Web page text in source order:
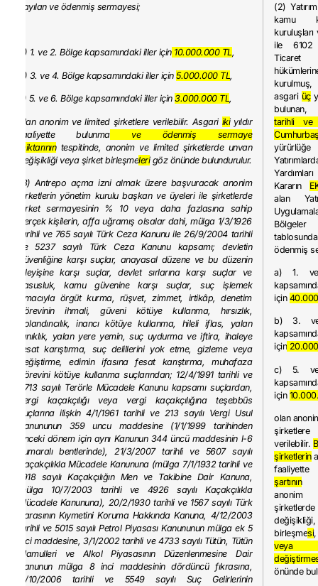
sayılan ve ödenmiş sermayesi;
a) 1. ve 2. Bölge kapsamındaki iller için10.000.000 TL,
b) 3. ve 4. Bölge kapsamındaki iller için 5.000.000 TL ,
c) 5. ve 6. Bölge kapsamındaki iller için 3.000.000 TL,
olan anonim ve limited şirketlere verilebilir. Asgari ikiyıldır
faaliyette bulunmave ödenmiş sermaye
miktarınıntespitinde, anonim ve limited şirketlerde unvan
değişikliği veya şirket birleşmelerigöz önünde bulundurulur.
(3) Antrepo açma izni almak üzere başvuracak anonim
şirketlerin yönetim kurulu başkan ve üyeleri ile şirketlerde
şirket sermayesinin % 10 veya daha fazlasına sahip
gerçek kişilerin, affa uğramış olsalar dahi, mülga 1/3/1926
tarihli ve 765 sayılı Türk Ceza Kanunu ile 26/9/2004 tarihli
ve 5237 sayılı Türk Ceza Kanunu kapsamı; devletin
güvenliğine karşı suçlar, anayasal düzene ve bu düzenin
işleyişine karşı suçlar, devlet sırlarına karşı suçlar ve
casusluk, kamu güvenine karşı suçlar, suç işlemek
amacıyla örgüt kurma, rüşvet, zimmet, irtikâp, denetim
görevinin ihmali, güveni kötüye kullanma, hırsızlık,
dolandırıcılık, inancı kötüye kullanma, hileli iflas, yalan
tanıklık, yalan yere yemin, suç uydurma ve iftira, ihaleye
fesat karıştırma, suç delillerini yok etme, gizleme veya
değiştirme, edimin ifasına fesat karıştırma, muhafaza
görevini kötüye kullanma suçlarından; 12/4/1991 tarihli ve
3713 sayılı Terörle Mücadele Kanunu kapsamı suçlardan,
vergi kaçakçılığı veya vergi kaçakçılığına teşebbüs
suçlarına ilişkin 4/1/1961 tarihli ve 213 sayılı Vergi Usul
Kanununun 359 uncu maddesine (1/1/1999 tarihinden
önceki dönem için aynı Kanunun 344 üncü maddesinin l-6
numaralı bentlerinde), 21/3/2007 tarihli ve 5607 sayılı
Kaçakçılıkla Mücadele Kanununa (mülga 7/1/1932 tarihli ve
1918 sayılı Kaçakçılığın Men ve Takibine Dair Kanuna,
mülga 10/7/2003 tarihli ve 4926 sayılı Kaçakçılıkla
Mücadele Kanununa), 20/2/1930 tarihli ve 1567 sayılı Türk
Parasının Kıymetini Koruma Hakkında Kanuna, 4/12/2003
tarihli ve 5015 sayılı Petrol Piyasası Kanununun mülga ek 5
inci maddesine, 3/1/2002 tarihli ve 4733 sayılı Tütün, Tütün
Mamulleri ve Alkol Piyasasının Düzenlenmesine Dair
Kanunun mülga 8 inci maddesinin dördüncü fıkrasına,
11/10/2006 tarihli ve 5549 sayılı Suç Gelirlerinin
(2)
kamu
ile 6102
kurulmuş,
asgari üç
tarihli ve
Kararın
alan
ödenmiş
a) 1.
için
b) 3.
için
c) 5.
için
olan
şirketlere
verilebilir.
şirketlerin
şartının
anonim
birleşmesi
önünde